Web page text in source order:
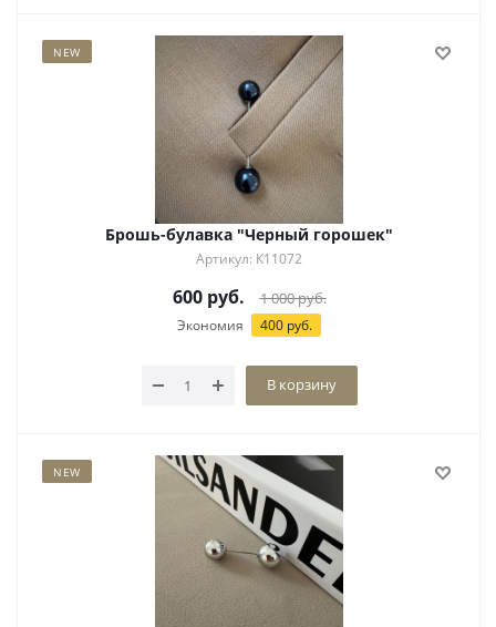
NEW
Брошь-булавка "Черный горошек"
Артикул: К11072
600руб. 1 000руб.
Экономия 400 руб.
В корзину
NEW